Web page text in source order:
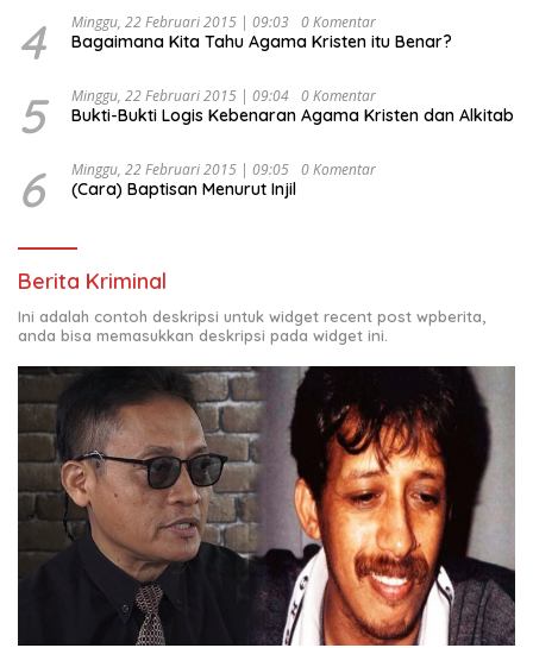
4 Minggu, 22 Februari 2015 | 09:03 0 Komentar
Bagaimana Kita Tahu Agama Kristen itu Benar?
5 Minggu, 22 Februari 2015 | 09:04 0 Komentar
Bukti-Bukti Logis Kebenaran Agama Kristen dan Alkitab
6 Minggu, 22 Februari 2015 | 09:05 0 Komentar
(Cara) Baptisan Menurut Injil
Berita Kriminal
Ini adalah contoh deskripsi untuk widget recent post wpberita,
anda bisa memasukkan deskripsi pada widget ini.